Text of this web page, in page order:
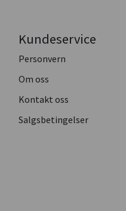
Kundeservice
Personvern
Om oss
Kontakt oss
Salgsbetingelser